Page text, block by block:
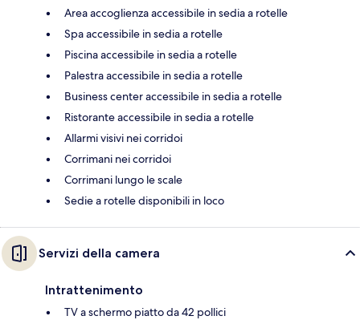
Area accoglienza accessibile in sedia a rotelle
Spa accessibile in sedia a rotelle
Piscina accessibile in sedia a rotelle
Palestra accessibile in sedia a rotelle
Business center accessibile in sedia a rotelle
Ristorante accessibile in sedia a rotelle
Allarmi visivi nei corridoi
Corrimani nei corridoi
Corrimani lungo le scale
Sedie a rotelle disponibili in loco
Servizi della camera
Intrattenimento
TV a schermo piatto da 42 pollici